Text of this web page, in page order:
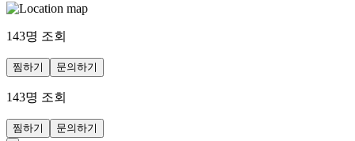
143명 조회
찜하기 문의하기
143명 조회
찜하기 문의하기